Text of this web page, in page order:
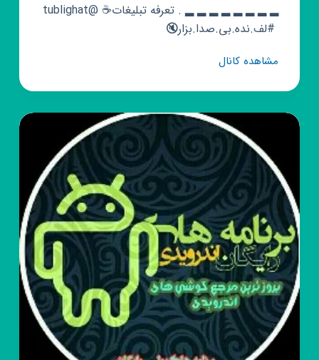
▂ ▂ ▂ ▂ ▂ ▂ ▂ ▂ . ‌تعرفه‌ تبلیغات‌☕ @tublighat
‌ #لف.نده.بی.صدا.بزار🔇
مشاهده کانالکانال
قیمت
گوشی
موبایل‌
ایران‌